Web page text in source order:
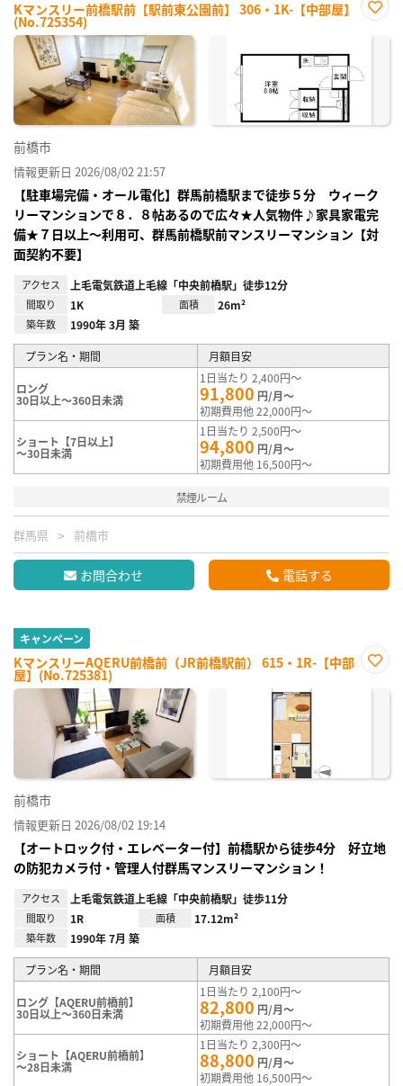
Kマンスリー前橋駅前【駅前東公園前】 306・1K-【中部屋】
(No.725354)
に入
前橋市
情報更新日 2026/08/02 21:57
【駐車場完備・オール電化】群馬前橋駅まで徒歩５分 ウィーク
リーマンションで８．８帖あるので広々★人気物件♪家具家電完
備★７日以上～利用可、群馬前橋駅前マンスリーマンション【対
面契約不要】
アクセス 上毛電気鉄道上毛線「中央前橋駅」徒歩12分
間取り 1K 面積 26m²
築年数 1990年 3月 築
プラン名・期間 月額目安
ロング
30日以上～360日未満
1日当たり 2,400円～
91,800 円/月～
初期費用他 22,000円～
ショート【7日以上】
～30日未満
1日当たり 2,500円～
94,800 円/月～
初期費用他 16,500円～
禁煙ルーム
群馬県 前橋市
お問合わせ 電話する
キャンペーン
KマンスリーAQERU前橋前（JR前橋駅前） 615・1R-【中部
屋】(No.725381)
に入
前橋市
情報更新日 2026/08/02 19:14
【オートロック付・エレベーター付】前橋駅から徒歩4分 好立地
の防犯カメラ付・管理人付群馬マンスリーマンション！
アクセス 上毛電気鉄道上毛線「中央前橋駅」徒歩11分
間取り 1R 面積 17.12m²
築年数 1990年 7月 築
プラン名・期間 月額目安
ロング【AQERU前橋前】
30日以上～360日未満
1日当たり 2,100円～
82,800 円/月～
初期費用他 22,000円～
ショート【AQERU前橋前】
～28日未満
1日当たり 2,300円～
88,800 円/月～
初期費用他 16,500円～